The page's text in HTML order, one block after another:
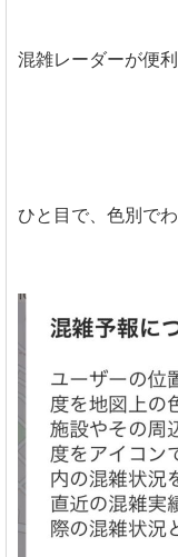
混雑レーダーが便
ひと目で、色別で